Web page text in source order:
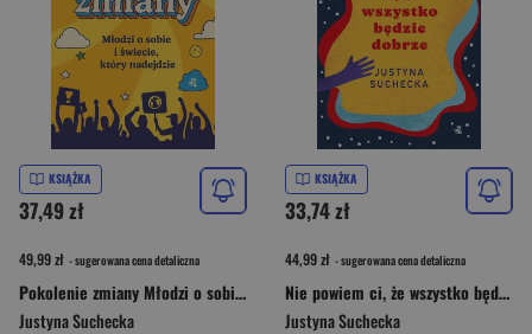
KSIĄŻKA
37,49 zł
49,99 zł - sugerowana cena detaliczna
Pokolenie zmiany Młodzi o sobie i świecie, który nadejdzie
Justyna Suchecka
KSIĄŻKA
33,74 zł
44,99 zł - sugerowana cena detaliczna
Nie powiem ci, że wszystko będzie dobrze
Justyna Suchecka